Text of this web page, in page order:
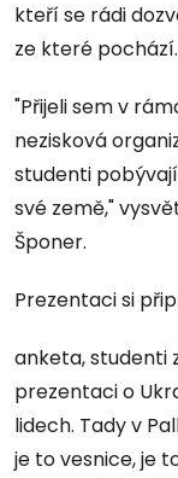
kteří se rádi
ze které pochází.
"Přijeli sem v
nezisková
studenti
své země,"
Šponer.
Prezentaci si
anketa, studenti
prezentaci o
lidech. Tady v
je to vesnice, je